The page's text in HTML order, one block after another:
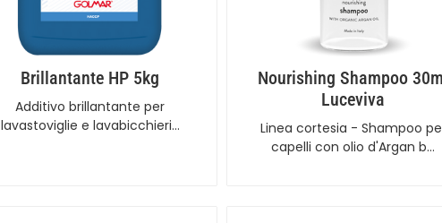
Brillantante HP 5kg
Additivo brillantante per
lavastoviglie e lavabicchieri…
Nourishing Shampoo
Luceviva
Linea cortesia - Shampoo
capelli con olio d'Argan b…